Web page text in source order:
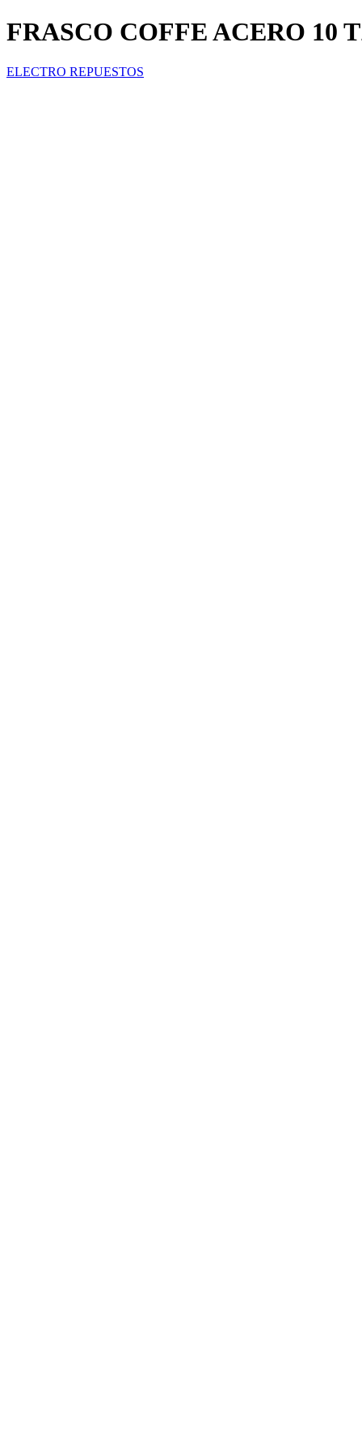
FRASCO COFFE ACERO 10
ELECTRO REPUESTOS